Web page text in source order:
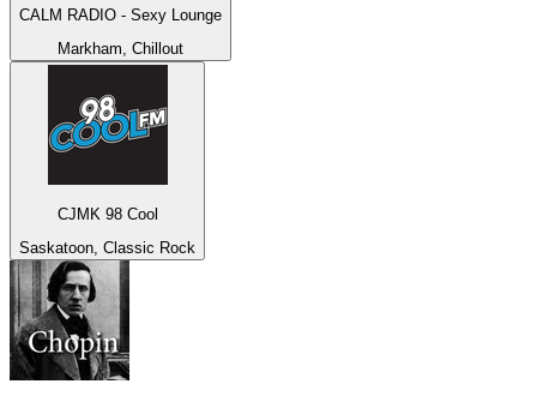
CALM RADIO - Sexy Lounge
Markham, Chillout
CJMK 98 Cool
Saskatoon, Classic Rock